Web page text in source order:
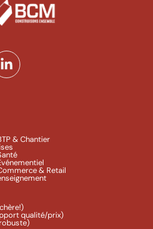
& Chantier
& Retail
qualité/prix)